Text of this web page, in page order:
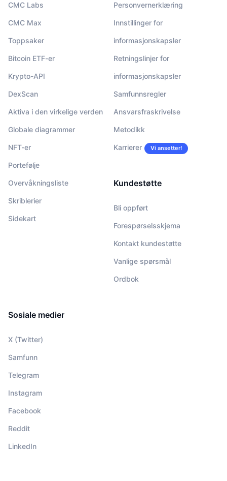
CMC Labs
CMC Max
Toppsaker
Bitcoin ETF-er
Krypto-API
DexScan
Aktiva i den virkelige verden
Globale diagrammer
NFT-er
Portefølje
Overvåkningsliste
Skriblerier
Sidekart
Personvernerklæring
Innstillinger for
informasjonskapsler
Retningslinjer for
informasjonskapsler
Samfunnsregler
Ansvarsfraskrivelse
Metodikk
Karrierer Vi ansetter!
Kundestøtte
Bli oppført
Forespørselsskjema
Kontakt kundestøtte
Vanlige spørsmål
Ordbok
Sosiale medier
X (Twitter)
Samfunn
Telegram
Instagram
Facebook
Reddit
LinkedIn